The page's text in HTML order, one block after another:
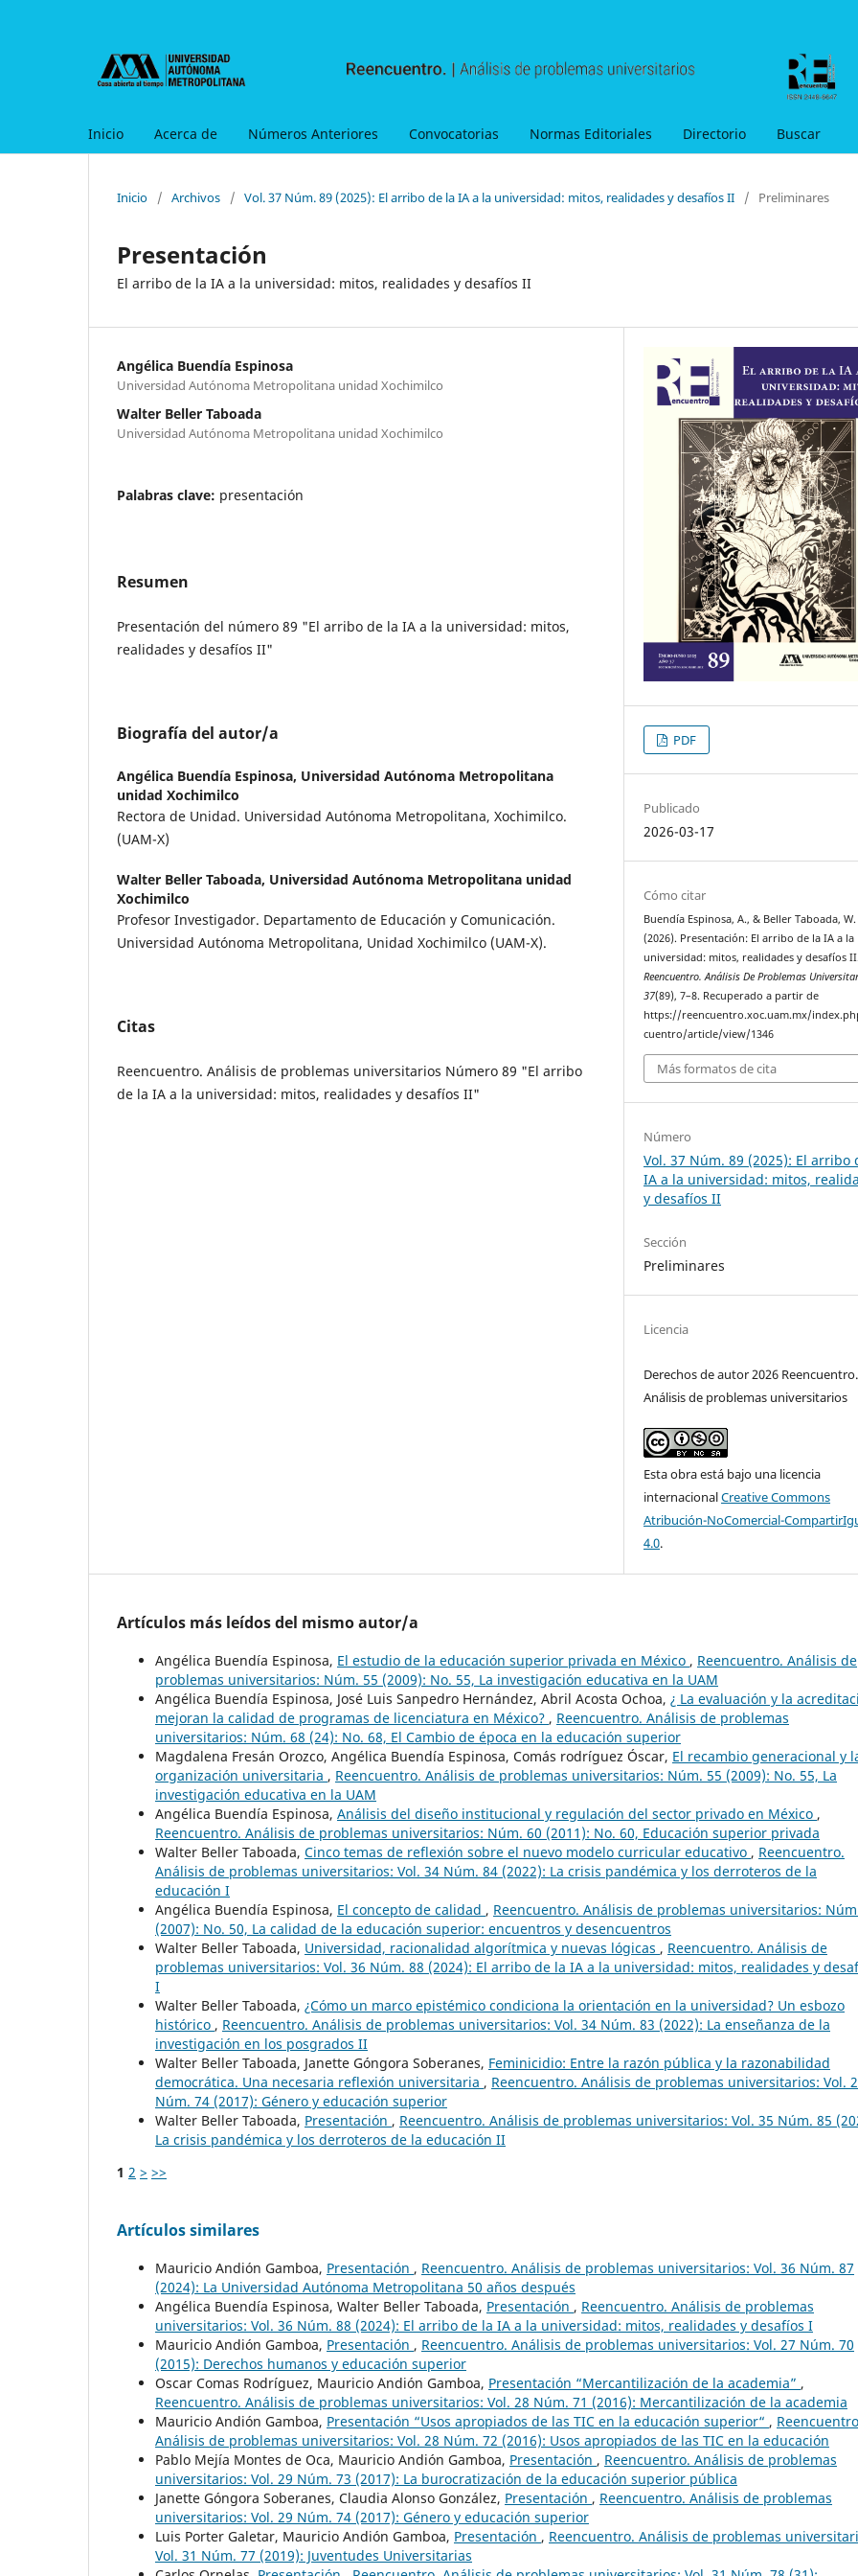
Inicio Acerca de Números Anteriores Convocatorias Normas Editoriales Directorio Buscar
Inicio / Archivos / Vol. 37 Núm. 89 (2025): El arribo de la IA a la universidad: mitos, realidades y desafíos II / Preliminares
Presentación
El arribo de la IA a la universidad: mitos, realidades y desafíos II
Angélica Buendía Espinosa
Universidad Autónoma Metropolitana unidad Xochimilco
Walter Beller Taboada
Universidad Autónoma Metropolitana unidad Xochimilco
Palabras clave: presentación
Resumen
Presentación del número 89 "El arribo de la IA a la universidad: mitos,
realidades y desafíos II"
Biografía del autor/a
Angélica Buendía Espinosa, Universidad Autónoma Metropolitana
unidad Xochimilco
Rectora de Unidad. Universidad Autónoma Metropolitana, Xochimilco.
(UAM-X)
Walter Beller Taboada, Universidad Autónoma Metropolitana unidad
Xochimilco
Profesor Investigador. Departamento de Educación y Comunicación.
Universidad Autónoma Metropolitana, Unidad Xochimilco (UAM-X).
Citas
Reencuentro. Análisis de problemas universitarios Número 89 "El arribo
de la IA a la universidad: mitos, realidades y desafíos II"
PDF
Publicado
2026-03-17
Cómo citar
Buendía Espinosa, A., & Beller Taboada, W.
(2026). Presentación: El arribo de la IA a la
universidad: mitos, realidades y desafíos II.
Reencuentro. Análisis De Problemas
37(89), 7–8. Recuperado a partir de
https://reencuentro.xoc.uam.mx/
cuentro/article/view/1346
Más formatos de cita
Número
Vol. 37 Núm. 89 (2025): El arribo
IA a la universidad: mitos,
y desafíos II
Sección
Preliminares
Licencia
Derechos de autor 2026 Reencuentro.
Análisis de problemas universitarios
Esta obra está bajo una licencia
internacionalCreative Commons
Atribución-NoComercial-
4.0.
Artículos más leídos del mismo autor/a
Angélica Buendía Espinosa, El estudio de la educación superior privada en México , Reencuentro. Análisis de
problemas universitarios: Núm. 55 (2009): No. 55, La investigación educativa en la UAM
Angélica Buendía Espinosa, José Luis Sanpedro Hernández, Abril Acosta Ochoa, ¿ La evaluación y la
mejoran la calidad de programas de licenciatura en México? , Reencuentro. Análisis de problemas
universitarios: Núm. 68 (24): No. 68, El Cambio de época en la educación superior
Magdalena Fresán Orozco, Angélica Buendía Espinosa, Comás rodríguez Óscar, El recambio generacional y
organización universitaria , Reencuentro. Análisis de problemas universitarios: Núm. 55 (2009): No. 55, La
investigación educativa en la UAM
Angélica Buendía Espinosa, Análisis del diseño institucional y regulación del sector privado en México ,
Reencuentro. Análisis de problemas universitarios: Núm. 60 (2011): No. 60, Educación superior privada
Walter Beller Taboada, Cinco temas de reflexión sobre el nuevo modelo curricular educativo , Reencuentro.
Análisis de problemas universitarios: Vol. 34 Núm. 84 (2022): La crisis pandémica y los derroteros de la
educación I
Angélica Buendía Espinosa, El concepto de calidad , Reencuentro. Análisis de problemas universitarios:
(2007): No. 50, La calidad de la educación superior: encuentros y desencuentros
Walter Beller Taboada, Universidad, racionalidad algorítmica y nuevas lógicas , Reencuentro. Análisis de
problemas universitarios: Vol. 36 Núm. 88 (2024): El arribo de la IA a la universidad: mitos, realidades y
I
Walter Beller Taboada, ¿Cómo un marco epistémico condiciona la orientación en la universidad? Un esbozo
histórico , Reencuentro. Análisis de problemas universitarios: Vol. 34 Núm. 83 (2022): La enseñanza de la
investigación en los posgrados II
Walter Beller Taboada, Janette Góngora Soberanes, Feminicidio: Entre la razón pública y la razonabilidad
democrática. Una necesaria reflexión universitaria , Reencuentro. Análisis de problemas universitarios: Vol.
Núm. 74 (2017): Género y educación superior
Walter Beller Taboada, Presentación , Reencuentro. Análisis de problemas universitarios: Vol. 35 Núm. 85
La crisis pandémica y los derroteros de la educación II
1 2 > >>
Artículos similares
Mauricio Andión Gamboa, Presentación , Reencuentro. Análisis de problemas universitarios: Vol. 36 Núm. 87
(2024): La Universidad Autónoma Metropolitana 50 años después
Angélica Buendía Espinosa, Walter Beller Taboada, Presentación , Reencuentro. Análisis de problemas
universitarios: Vol. 36 Núm. 88 (2024): El arribo de la IA a la universidad: mitos, realidades y desafíos I
Mauricio Andión Gamboa, Presentación , Reencuentro. Análisis de problemas universitarios: Vol. 27 Núm. 70
(2015): Derechos humanos y educación superior
Oscar Comas Rodríguez, Mauricio Andión Gamboa, Presentación “Mercantilización de la academia” ,
Reencuentro. Análisis de problemas universitarios: Vol. 28 Núm. 71 (2016): Mercantilización de la academia
Mauricio Andión Gamboa, Presentación “Usos apropiados de las TIC en la educación superior“ ,
Análisis de problemas universitarios: Vol. 28 Núm. 72 (2016): Usos apropiados de las TIC en la educación
Pablo Mejía Montes de Oca, Mauricio Andión Gamboa, Presentación , Reencuentro. Análisis de problemas
universitarios: Vol. 29 Núm. 73 (2017): La burocratización de la educación superior pública
Janette Góngora Soberanes, Claudia Alonso González, Presentación , Reencuentro. Análisis de problemas
universitarios: Vol. 29 Núm. 74 (2017): Género y educación superior
Luis Porter Galetar, Mauricio Andión Gamboa, Presentación , Reencuentro. Análisis de problemas
Vol. 31 Núm. 77 (2019): Juventudes Universitarias